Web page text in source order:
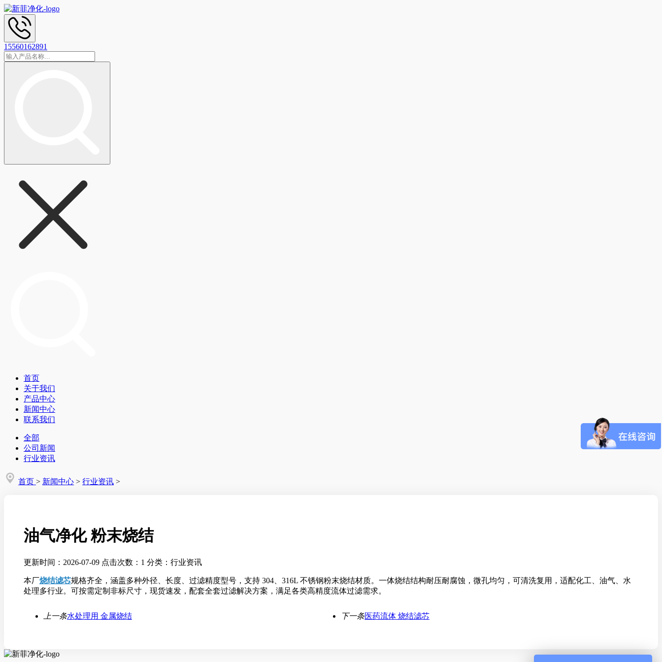
15560162891
首页
关于我们
产品中心
新闻中心
联系我们
全部
公司新闻
行业资讯
首页 > 新闻中心 > 行业资讯 >
油气净化 粉末烧结
更新时间：2026-07-09 点击次数：1 分类：行业资讯
本厂烧结滤芯规格齐全，涵盖多种外径、长度、过滤精度型号，支持 304、316L 不锈钢粉末烧结材质。一体烧结结构耐压耐腐蚀，微孔均匀，可清洗复用，适配化工、油气、水
处理多行业。可按需定制非标尺寸，现货速发，配套全套过滤解决方案，满足各类高精度流体过滤需求。
上一条水处理用 金属烧结 下一条医药流体 烧结滤芯